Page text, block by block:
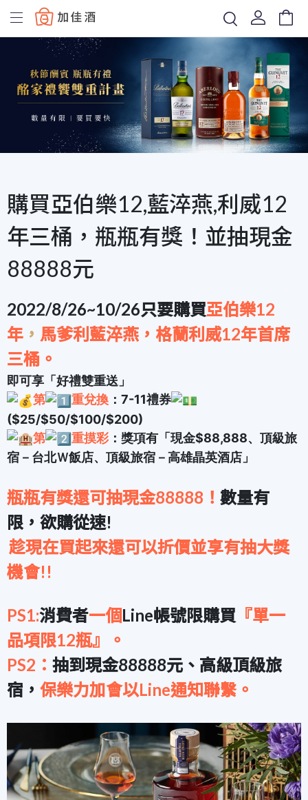
Baccus
購買亞伯樂12,藍淬燕,利威12
年三桶，瓶瓶有獎！並抽現金
88888元
2022/8/26~10/26只要購買亞伯樂12
年 ， 馬爹利藍淬燕，格蘭利威12年首席
三桶。
即可享「好禮雙重送」
第
️重兌換 ：7-11禮券
($25/$50/$100/$200)
第
️重摸彩：獎項有「現金$88,888、頂級旅
宿－台北Ｗ飯店、頂級旅宿－高雄晶英酒店」
瓶瓶有獎還可抽現金88888！ 數量有
限，欲購從速!
趁現在買起來還可以折價並享有抽大獎
機會!!
PS1:消費者一個Line帳號限購買 『單一
品項限12瓶』。
PS2： 抽到現金88888元、高級頂級旅
宿， 保樂力加會以Line通知聯繫。